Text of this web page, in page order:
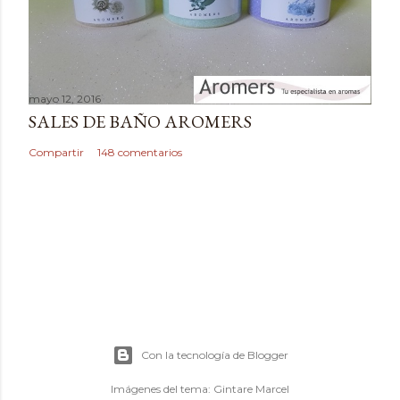
mayo 12, 2016
SALES DE BAÑO AROMERS
Compartir 148 comentarios
Con la tecnología de Blogger
Imágenes del tema: Gintare Marcel